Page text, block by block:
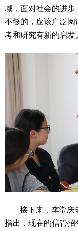
域，面对社会的进步
不够的，应该广泛阅
考和研究有新的启发
接下来，李常庆
指出，现在的信管招